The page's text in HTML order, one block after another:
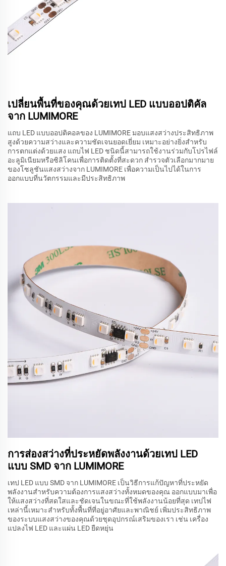
เปลี่ยนพื้นที่ของคุณด้วยเทป LED แบบออปติคัล
จาก LUMIMORE
แถบ LED แบบออปติคอลของ LUMIMORE มอบแสงสว่างประสิทธิภาพ
สูงด้วยความสว่างและความชัดเจนยอดเยี่ยม เหมาะอย่างยิ่งสำหรับ
การตกแต่งด้วยแสง แถบไฟ LED ชนิดนี้สามารถใช้งานร่วมกับโปรไฟล์
อะลูมิเนียมหรือซิลิโคนเพื่อการติดตั้งที่สะดวก สำรวจตัวเลือกมากมาย
ของโซลูชันแสงสว่างจาก LUMIMORE เพื่อความเป็นไปได้ในการ
ออกแบบที่นวัตกรรมและมีประสิทธิภาพ
การส่องสว่างที่ประหยัดพลังงานด้วยเทป LED
แบบ SMD จาก LUMIMORE
เทป LED แบบ SMD จาก LUMIMORE เป็นวิธีการแก้ปัญหาที่ประหยัด
พลังงานสำหรับความต้องการแสงสว่างทั้งหมดของคุณ ออกแบบมาเพื่อ
ให้แสงสว่างที่สดใสและชัดเจนในขณะที่ใช้พลังงานน้อยที่สุด เทปไฟ
เหล่านี้เหมาะสำหรับทั้งพื้นที่ที่อยู่อาศัยและพาณิชย์ เพิ่มประสิทธิภาพ
ของระบบแสงสว่างของคุณด้วยชุดอุปกรณ์เสริมของเรา เช่น เครื่อง
แปลงไฟ LED และแผ่น LED ยืดหยุ่น